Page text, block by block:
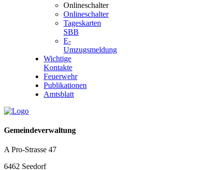
Onlineschalter
Onlineschalter
Tageskarten
SBB
E-
Umzugsmeldung
Wichtige
Kontakte
Feuerwehr
Publikationen
Amtsblatt
Gemeindeverwaltung
A Pro-Strasse 47
6462 Seedorf